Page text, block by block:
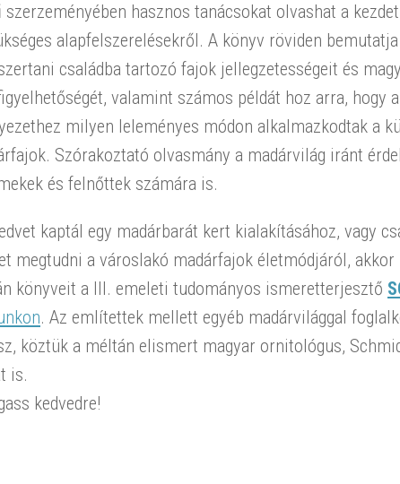
szerzeményében hasznos tanácsokat olvashat a
alapfelszerelésekről. A könyv röviden
családba tartozó fajok jellegzetességeit és
valamint számos példát hoz arra, hogy
milyen leleményes módon alkalmazkodtak a
Szórakoztató olvasmány a madárvilág iránt
és felnőttek számára is.
kaptál egy madárbarát kert kialakításához, vagy
megtudni a városlakó madárfajok életmódjáról, akkor
könyveit a III. emeleti tudományos ismeretterjesztő
. Az említettek mellett egyéb madárvilággal
köztük a méltán elismert magyar ornitológus,
is.
kedvedre!